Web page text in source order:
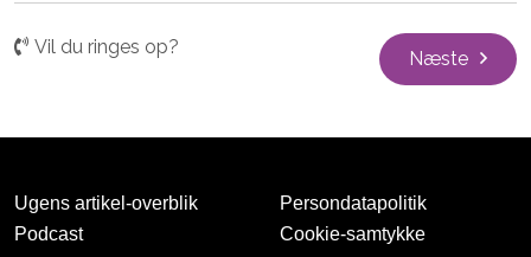
Vil du ringes op?
Næste
Ugens artikel-overblik
Podcast
Persondatapolitik
Cookie-samtykke